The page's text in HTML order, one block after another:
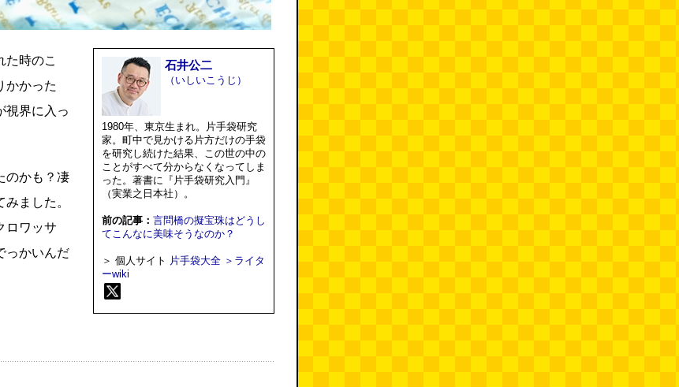
た時のこ
かかった
視界に入っ
のかも？凄
ました。
ロワッサ
っかいんだ
石井公二
（いしいこうじ）
1980年、東京生まれ。片手袋研究
家。町中で見かける片方だけの手袋
を研究し続けた結果、この世の中の
ことがすべて分からなくなってしま
った。著書に『片手袋研究入門』
（実業之日本社）。
前の記事： 言問橋の擬宝珠はどうし
てこんなに美味そうなのか？
＞ 個人サイト 片手袋大全 ＞ライタ
ーwiki